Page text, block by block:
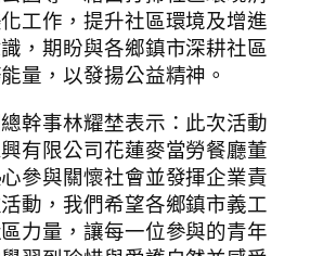
工作，提升社區環境及增進
，期盼與各鄉鎮市深耕社區
量，以發揚公益精神。
幹事林耀埜表示：此次活動
有限公司花蓮麥當勞餐廳董
參與關懷社會並發揮企業責
動，我們希望各鄉鎮市義工
力量，讓每一位參與的青年